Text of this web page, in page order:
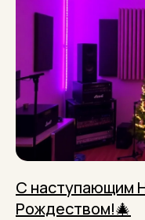
С наступающим
Рождеством!🎄